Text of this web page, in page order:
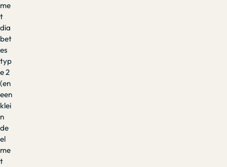
me
t
dia
bet
es
typ
e 2
(en
een
klei
n
de
el
me
t